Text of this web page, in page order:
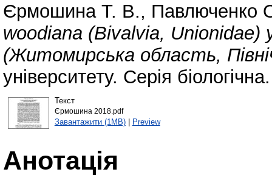
Єрмошина Т. В., Павлюченко
woodiana (Bivalvia, Unionidae)
(Житомирська область,
університету. Серія
Текст
Єрмошина 2018.pdf
Завантажити (1MB)| Preview
Анотація